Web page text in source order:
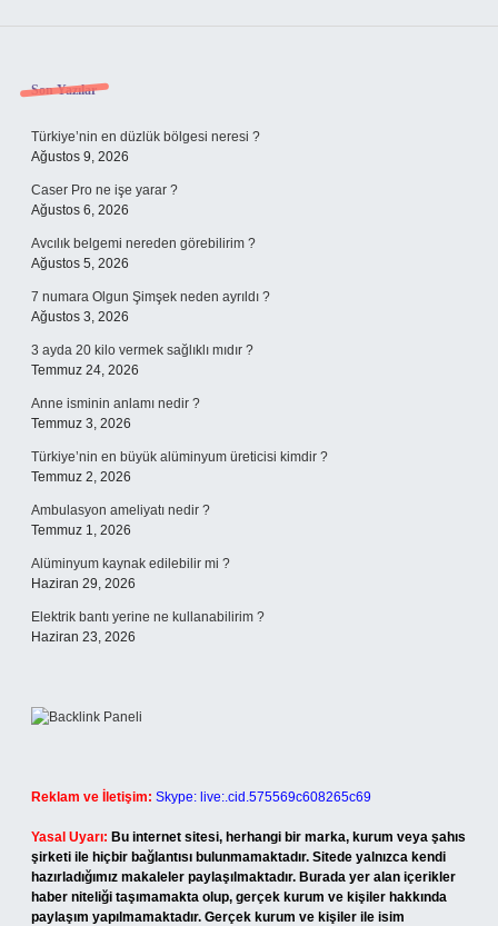
Sidebar
Son Yazılar
Türkiye’nin en düzlük bölgesi neresi ?
Ağustos 9, 2026
Caser Pro ne işe yarar ?
Ağustos 6, 2026
Avcılık belgemi nereden görebilirim ?
Ağustos 5, 2026
7 numara Olgun Şimşek neden ayrıldı ?
Ağustos 3, 2026
3 ayda 20 kilo vermek sağlıklı mıdır ?
Temmuz 24, 2026
Anne isminin anlamı nedir ?
Temmuz 3, 2026
Türkiye’nin en büyük alüminyum üreticisi kimdir ?
Temmuz 2, 2026
Ambulasyon ameliyatı nedir ?
Temmuz 1, 2026
Alüminyum kaynak edilebilir mi ?
Haziran 29, 2026
Elektrik bantı yerine ne kullanabilirim ?
Haziran 23, 2026
Reklam ve İletişim: Skype: live:.cid.575569c608265c69
Yasal Uyarı: Bu internet sitesi, herhangi bir marka, kurum veya şahıs
şirketi ile hiçbir bağlantısı bulunmamaktadır. Sitede yalnızca kendi
hazırladığımız makaleler paylaşılmaktadır. Burada yer alan içerikler
haber niteliği taşımamakta olup, gerçek kurum ve kişiler hakkında
paylaşım yapılmamaktadır. Gerçek kurum ve kişiler ile isim